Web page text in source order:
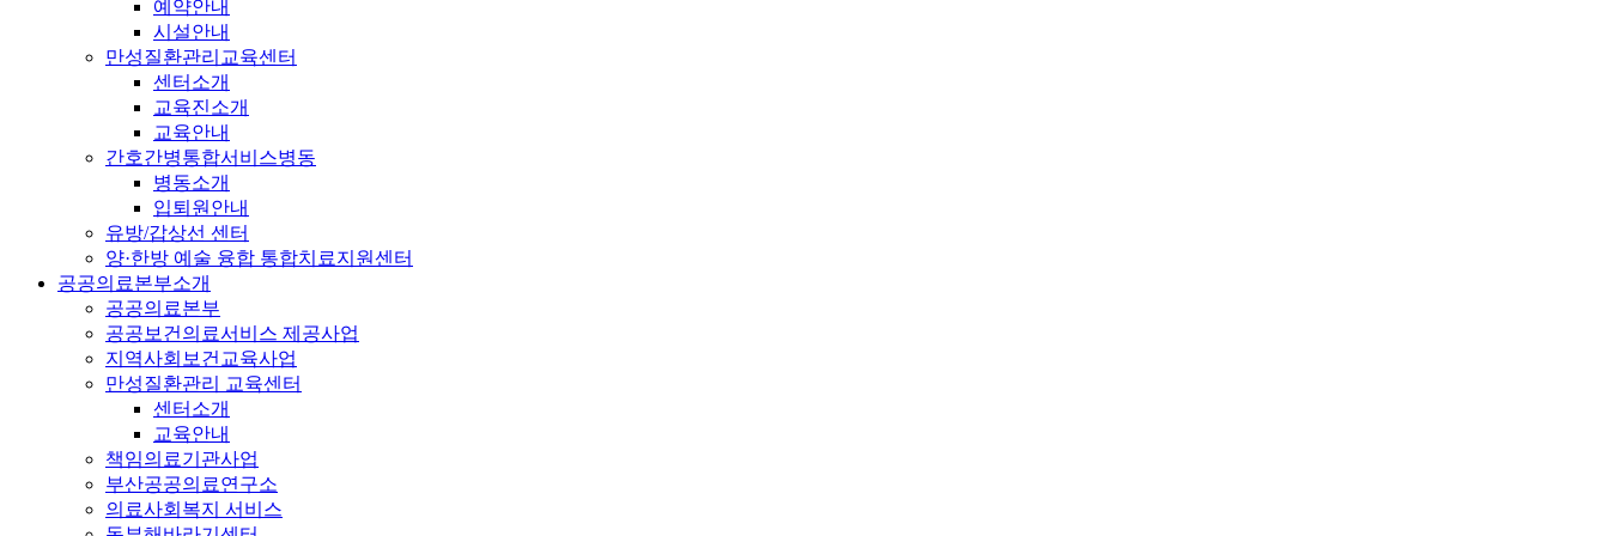
예약안내
시설안내
만성질환관리교육센터
센터소개
교육진소개
교육안내
간호간병통합서비스병동
병동소개
입퇴원안내
유방/갑상선 센터
양·한방 예술 융합 통합치료지원센터
공공의료본부소개
공공의료본부
공공보건의료서비스 제공사업
지역사회보건교육사업
만성질환관리 교육센터
센터소개
교육안내
책임의료기관사업
부산공공의료연구소
의료사회복지 서비스